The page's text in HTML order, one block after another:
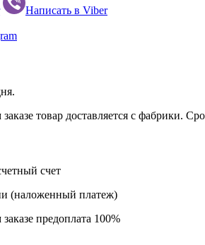
yellow)
yellow)
yellow)
Написать в Viber
товар доставляется с фабрики.
счет
(наложенный платеж)
предоплата 100%